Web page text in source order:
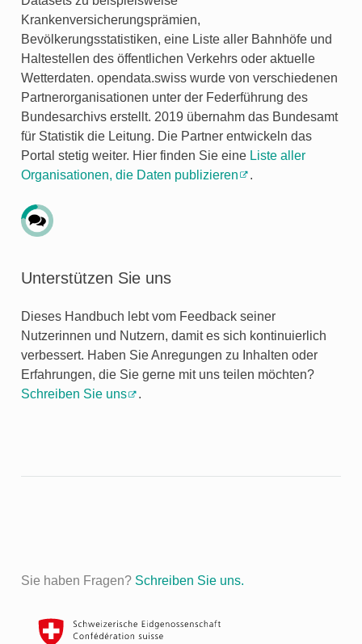
Krankenversicherungsprämien,
Bevölkerungsstatistiken, eine Liste aller Bahnhöfe und
Haltestellen des öffentlichen Verkehrs oder aktuelle
Wetterdaten. opendata.swiss wurde von verschiedenen
Partnerorganisationen unter der Federführung des
Bundesarchivs erstellt. 2019 übernahm das Bundesamt
für Statistik die Leitung. Die Partner entwickeln das
Portal stetig weiter. Hier finden Sie eine Liste aller
Organisationen, die Daten publizieren
.
Unterstützen Sie uns
Dieses Handbuch lebt vom Feedback seiner
Nutzerinnen und Nutzern, damit es sich kontinuierlich
verbessert. Haben Sie Anregungen zu Inhalten oder
Erfahrungen, die Sie gerne mit uns teilen möchten?
Schreiben Sie uns
.
Sie haben Fragen? Schreiben Sie uns.